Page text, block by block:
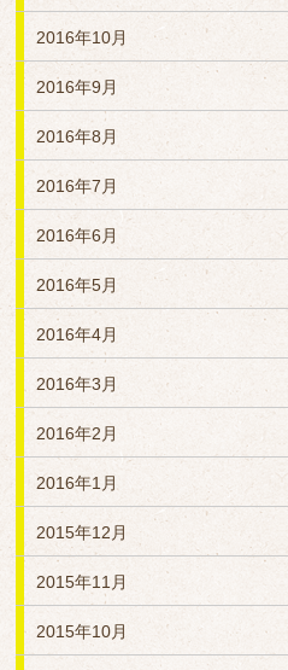
2016年10月
2016年9月
2016年8月
2016年7月
2016年6月
2016年5月
2016年4月
2016年3月
2016年2月
2016年1月
2015年12月
2015年11月
2015年10月